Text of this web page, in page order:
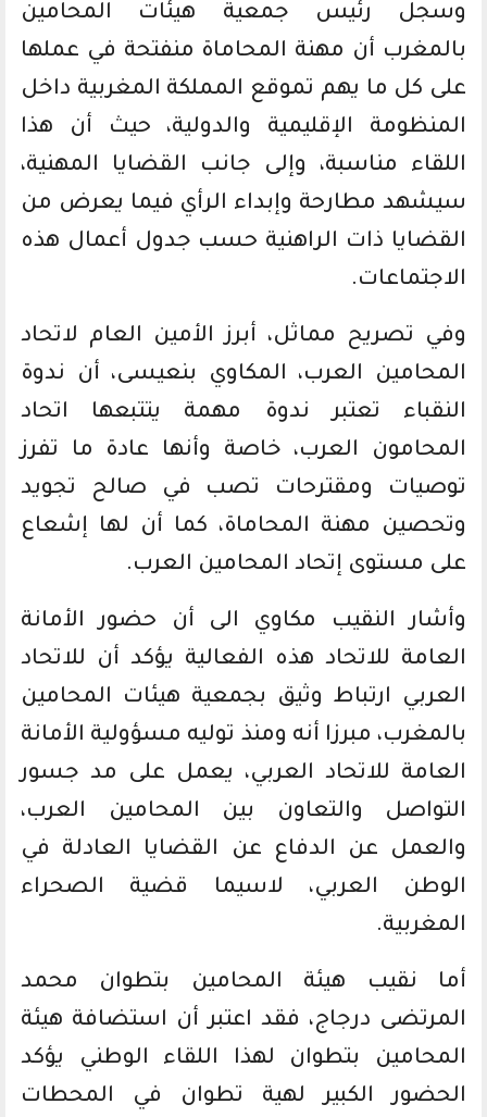
وسجل رئيس جمعية هيئات المحامين
بالمغرب أن مهنة المحاماة منفتحة في عملها
على كل ما يهم تموقع المملكة المغربية داخل
المنظومة الإقليمية والدولية، حيث أن هذا
اللقاء مناسبة، وإلى جانب القضايا المهنية،
سيشهد مطارحة وإبداء الرأي فيما يعرض من
القضايا ذات الراهنية حسب جدول أعمال هذه
الاجتماعات.
وفي تصريح مماثل، أبرز الأمين العام لاتحاد
المحامين العرب، المكاوي بنعيسى، أن ندوة
النقباء تعتبر ندوة مهمة يتتبعها اتحاد
المحامون العرب، خاصة وأنها عادة ما تفرز
توصيات ومقترحات تصب في صالح تجويد
وتحصين مهنة المحاماة، كما أن لها إشعاع
على مستوى إتحاد المحامين العرب.
وأشار النقيب مكاوي الى أن حضور الأمانة
العامة للاتحاد هذه الفعالية يؤكد أن للاتحاد
العربي ارتباط وثيق بجمعية هيئات المحامين
بالمغرب، مبرزا أنه ومنذ توليه مسؤولية الأمانة
العامة للاتحاد العربي، يعمل على مد جسور
التواصل والتعاون بين المحامين العرب،
والعمل عن الدفاع عن القضايا العادلة في
الوطن العربي، لاسيما قضية الصحراء
المغربية.
أما نقيب هيئة المحامين بتطوان محمد
المرتضى درجاج، فقد اعتبر أن استضافة هيئة
المحامين بتطوان لهذا اللقاء الوطني يؤكد
الحضور الكبير لهية تطوان في المحطات